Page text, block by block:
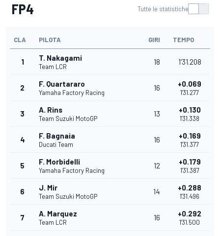
FP4 Tutte le statistiche
CLA PILOTA GIRI TEMPO
1 T. Nakagami
Team LCR
18 1'31.208
2 F. Quartararo
Yamaha Factory Racing
16 +0.069
1'31.277
3 A. Rins
Team Suzuki MotoGP
13 +0.130
1'31.338
4 F. Bagnaia
Ducati Team
16 +0.169
1'31.377
5 F. Morbidelli
Yamaha Factory Racing
12 +0.179
1'31.387
6 J. Mir
Team Suzuki MotoGP
14 +0.288
1'31.496
7 A. Marquez
Team LCR
16 +0.292
1'31.500